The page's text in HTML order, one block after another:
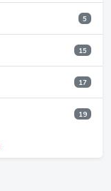
5
15
17
19